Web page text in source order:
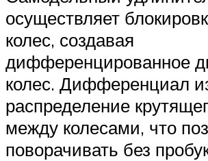
осуществляет
колес, создавая
дифференцированное
колес. Дифференциал
распределение
между колесами, что
поворачивать без